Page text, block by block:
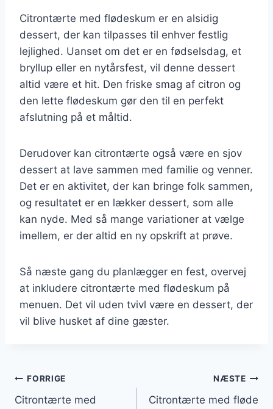
Citrontærte med flødeskum er en alsidig
dessert, der kan tilpasses til enhver festlig
lejlighed. Uanset om det er en fødselsdag, et
bryllup eller en nytårsfest, vil denne dessert
altid være et hit. Den friske smag af citron og
den lette flødeskum gør den til en perfekt
afslutning på et måltid.
Derudover kan citrontærte også være en sjov
dessert at lave sammen med familie og venner.
Det er en aktivitet, der kan bringe folk sammen,
og resultatet er en lækker dessert, som alle
kan nyde. Med så mange variationer at vælge
imellem, er der altid en ny opskrift at prøve.
Så næste gang du planlægger en fest, overvej
at inkludere citrontærte med flødeskum på
menuen. Det vil uden tvivl være en dessert, der
vil blive husket af dine gæster.
Indlægsnavigation
FORRIGE
Citrontærte med
NÆSTE
Citrontærte med fløde